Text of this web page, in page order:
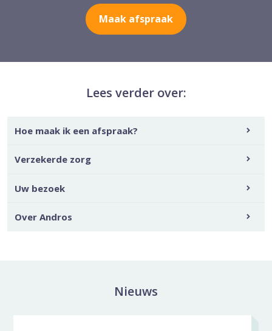
Maak afspraak
Lees verder over:
Hoe maak ik een afspraak?
Verzekerde zorg
Uw bezoek
Over Andros
Nieuws